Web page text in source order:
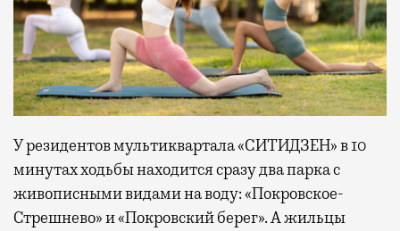
У резидентов мультиквартала «СИТИДЗЕН» в 10
минутах ходьбы находится сразу два парка с
живописными видами на воду: «Покровское-
Стрешнево» и «Покровский берег». А жильцы